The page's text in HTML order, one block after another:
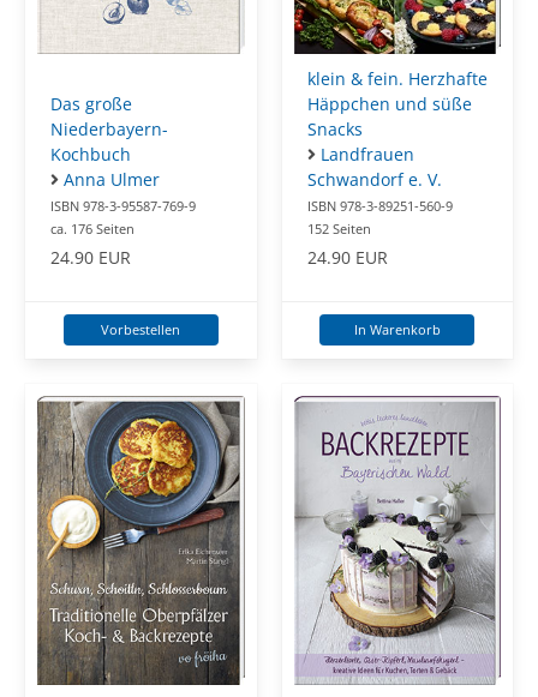
Das große
Niederbayern-
Kochbuch
Anna Ulmer
ISBN 978-3-95587-769-9
ca. 176 Seiten
24.90 EUR
Vorbestellen
klein & fein. Herzhafte
Häppchen und süße
Snacks
Landfrauen
Schwandorf e. V.
ISBN 978-3-89251-560-9
152 Seiten
24.90 EUR
In Warenkorb